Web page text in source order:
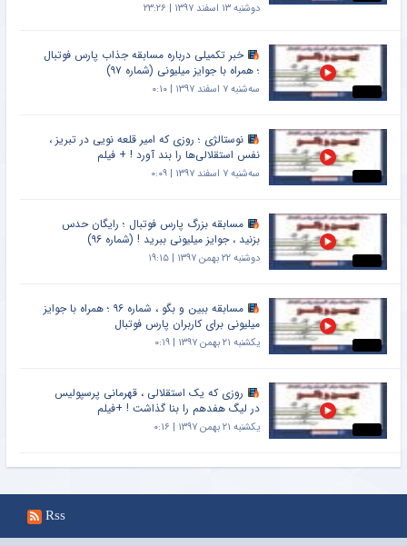
دوشنبه ۱۳ اسفند ۱۳۹۷ | ۲۳:۲۶
خبر تکمیلی درباره مسابقه جذاب پارس فوتبال
؛ همراه با جوایز میلیونی (شماره ۹۷)
سه‌شنبه ۷ اسفند ۱۳۹۷ | ۰:۱۰
نوستالژی ؛ روزی که امیر قلعه نویی در تبریز ،
نفس استقلالی‌ها را بند آورد ! + فیلم
سه‌شنبه ۷ اسفند ۱۳۹۷ | ۰:۰۹
مسابقه بزرگ پارس فوتبال ؛ رایگان حدس
بزنید ، جوایز میلیونی ببرید ! (شماره ۹۶)
دوشنبه ۲۲ بهمن ۱۳۹۷ | ۱۹:۱۵
مسابقه ببین و بگو ، شماره ۹۶ ؛ همراه با جوایز
میلیونی برای کاربران پارس فوتبال
یکشنبه ۲۱ بهمن ۱۳۹۷ | ۰:۱۹
روزی که یک استقلالی ، قهرمانی پرسپولیس
در لیگ هفدهم را بنا گذاشت ! +فیلم
یکشنبه ۲۱ بهمن ۱۳۹۷ | ۰:۱۶
Rss